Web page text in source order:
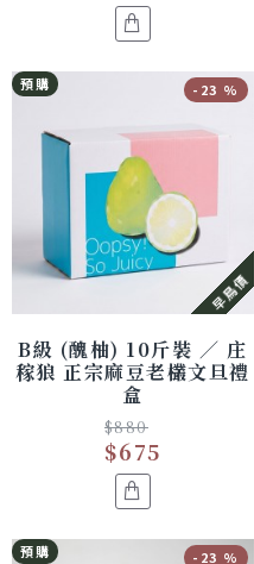
預購
早鳥價
-23 %
B級 (醜柚) 10斤裝 ／ 庄
稼狼 正宗麻豆老欉文旦禮
盒
$675
$880
預購 -23 %